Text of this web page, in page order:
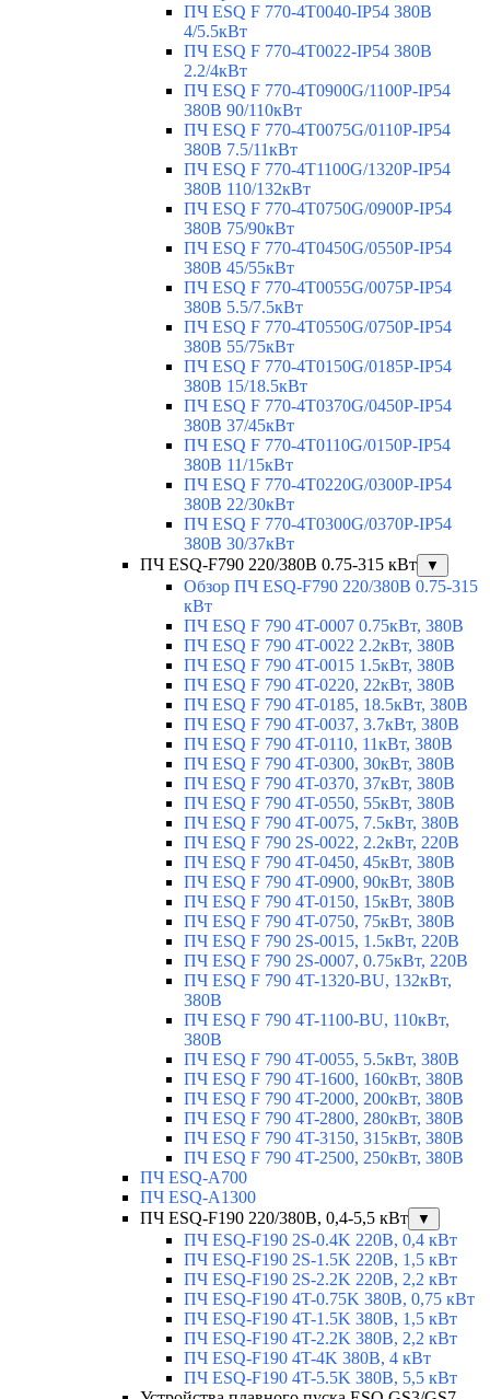
ПЧ ESQ F 770-4T0040-IP54 380В
4/5.5кВт
ПЧ ESQ F 770-4T0022-IP54 380В
2.2/4кВт
ПЧ ESQ F 770-4Т0900G/1100P-IP54
380В 90/110кВт
ПЧ ESQ F 770-4T0075G/0110P-IP54
380В 7.5/11кВт
ПЧ ESQ F 770-4T1100G/1320P-IP54
380В 110/132кВт
ПЧ ESQ F 770-4T0750G/0900P-IP54
380В 75/90кВт
ПЧ ESQ F 770-4T0450G/0550P-IP54
380В 45/55кВт
ПЧ ESQ F 770-4T0055G/0075P-IP54
380В 5.5/7.5кВт
ПЧ ESQ F 770-4T0550G/0750P-IP54
380В 55/75кВт
ПЧ ESQ F 770-4T0150G/0185P-IP54
380В 15/18.5кВт
ПЧ ESQ F 770-4T0370G/0450P-IP54
380В 37/45кВт
ПЧ ESQ F 770-4T0110G/0150P-IP54
380В 11/15кВт
ПЧ ESQ F 770-4T0220G/0300P-IP54
380В 22/30кВт
ПЧ ESQ F 770-4T0300G/0370P-IP54
380В 30/37кВт
ПЧ ESQ-F790 220/380В 0.75-315 кВт
▼
Обзор ПЧ ESQ-F790 220/380В 0.75-315
кВт
ПЧ ESQ F 790 4T-0007 0.75кВт, 380В
ПЧ ESQ F 790 4T-0022 2.2кВт, 380В
ПЧ ESQ F 790 4T-0015 1.5кВт, 380В
ПЧ ESQ F 790 4T-0220, 22кВт, 380В
ПЧ ESQ F 790 4T-0185, 18.5кВт, 380В
ПЧ ESQ F 790 4T-0037, 3.7кВт, 380В
ПЧ ESQ F 790 4T-0110, 11кВт, 380В
ПЧ ESQ F 790 4T-0300, 30кВт, 380В
ПЧ ESQ F 790 4T-0370, 37кВт, 380В
ПЧ ESQ F 790 4T-0550, 55кВт, 380В
ПЧ ESQ F 790 4T-0075, 7.5кВт, 380В
ПЧ ESQ F 790 2S-0022, 2.2кВт, 220В
ПЧ ESQ F 790 4T-0450, 45кВт, 380В
ПЧ ESQ F 790 4T-0900, 90кВт, 380В
ПЧ ESQ F 790 4T-0150, 15кВт, 380В
ПЧ ESQ F 790 4T-0750, 75кВт, 380В
ПЧ ESQ F 790 2S-0015, 1.5кВт, 220В
ПЧ ESQ F 790 2S-0007, 0.75кВт, 220В
ПЧ ESQ F 790 4T-1320-BU, 132кВт,
380В
ПЧ ESQ F 790 4T-1100-BU, 110кВт,
380В
ПЧ ESQ F 790 4T-0055, 5.5кВт, 380В
ПЧ ESQ F 790 4T-1600, 160кВт, 380В
ПЧ ESQ F 790 4T-2000, 200кВт, 380В
ПЧ ESQ F 790 4T-2800, 280кВт, 380В
ПЧ ESQ F 790 4T-3150, 315кВт, 380В
ПЧ ESQ F 790 4T-2500, 250кВт, 380В
ПЧ ESQ-A700
ПЧ ESQ-A1300
ПЧ ESQ-F190 220/380В, 0,4-5,5 кВт
▼
ПЧ ESQ-F190 2S-0.4K 220В, 0,4 кВт
ПЧ ESQ-F190 2S-1.5K 220В, 1,5 кВт
ПЧ ESQ-F190 2S-2.2K 220В, 2,2 кВт
ПЧ ESQ-F190 4T-0.75K 380В, 0,75 кВт
ПЧ ESQ-F190 4T-1.5K 380В, 1,5 кВт
ПЧ ESQ-F190 4T-2.2K 380В, 2,2 кВт
ПЧ ESQ-F190 4T-4K 380В, 4 кВт
ПЧ ESQ-F190 4T-5.5K 380В, 5,5 кВт